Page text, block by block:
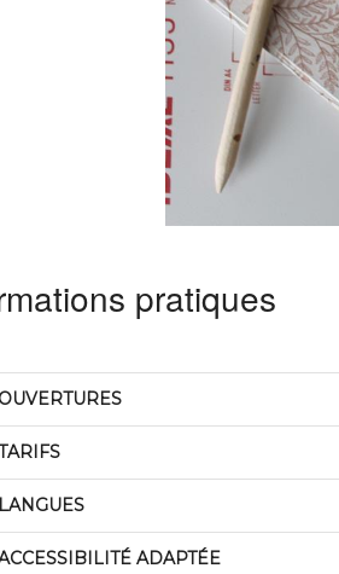
pratiques
ADAPTÉE